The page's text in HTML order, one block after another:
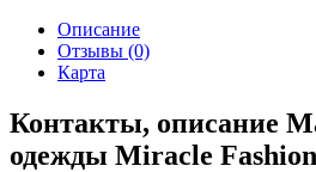
Описание
Отзывы (0)
Карта
Контакты, описание
одежды Miracle Fashion